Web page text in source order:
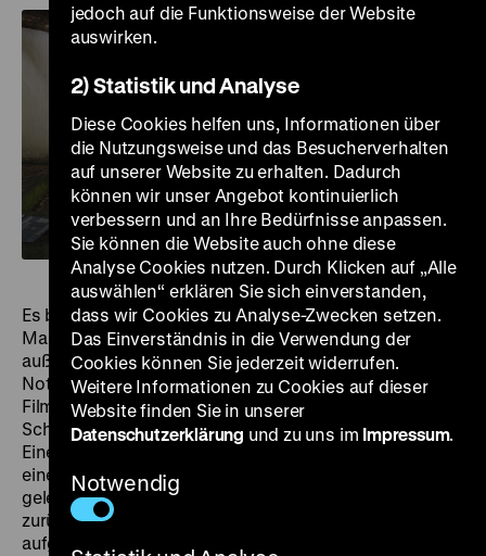
Es beginnt mit einem alten, gebrechlich wirkenden
Mann, der, auf einem Bett liegend, bei spärlicher, von
außen durch ein Fenster eindringender Beleuchtung
Notizen studiert. Wir können diesen rätselhaften
Filmanfang in Ruhe studieren, bis uns ein harter
Schnitt unvermittelt eine andere Szenerie eröffnet:
Eine Frau tritt in ein Wohnzimmer ein. Es gehört zu
einer modernistischen, in einer ruhigen Gegend
gelegenen Villa, in die sich der Exfreund der Frau
zurückgezogen hat. Die statisch aus der Distanz
aufgenommene Einstellung registriert das
jedoch auf die Funktionsweise der Website
auswirken.
2) Statistik und Analyse
Diese Cookies helfen uns, Informationen über
die Nutzungsweise und das Besucherverhalten
auf unserer Website zu erhalten. Dadurch
können wir unser Angebot kontinuierlich
verbessern und an Ihre Bedürfnisse anpassen.
Sie können die Website auch ohne diese
Analyse Cookies nutzen. Durch Klicken auf „Alle
auswählen“ erklären Sie sich einverstanden,
dass wir Cookies zu Analyse-Zwecken setzen.
Das Einverständnis in die Verwendung der
Cookies können Sie jederzeit widerrufen.
Weitere Informationen zu Cookies auf dieser
Website finden Sie in unserer
Datenschutzerklärung und zu uns im Impressum.
Notwendig